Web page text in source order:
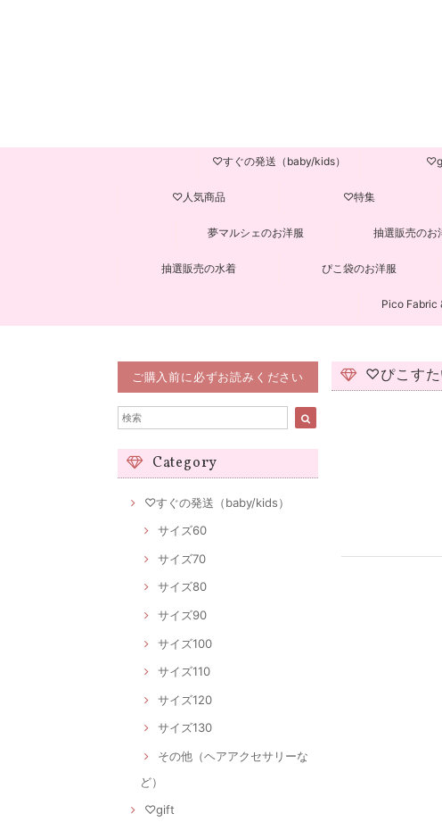
♡すぐの発送（baby/kids）
♡人気商品 ♡特集
夢マルシェのお洋服 抽選販売のお
抽選販売の水着 ぴこ袋のお洋服
Pico Fabric
ご購入前に必ずお読みください
Category
♡すぐの発送（baby/kids）
サイズ60
サイズ70
サイズ80
サイズ90
サイズ100
サイズ110
サイズ120
サイズ130
その他（ヘアアクセサリーな
ど）
♡gift
♡ぴこすた